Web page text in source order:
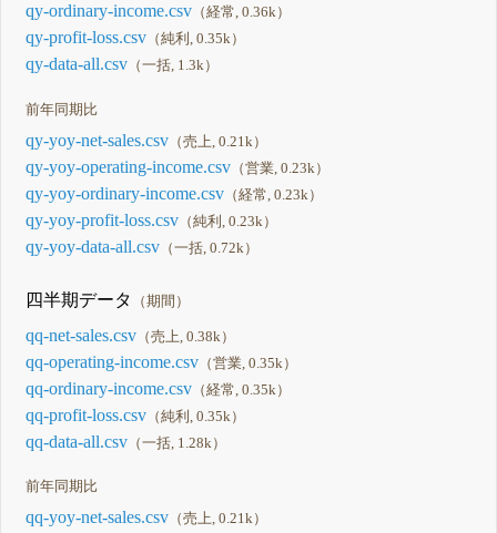
qy-ordinary-income.csv （経常, 0.36k）
qy-profit-loss.csv （純利, 0.35k）
qy-data-all.csv （一括, 1.3k）
前年同期比
qy-yoy-net-sales.csv （売上, 0.21k）
qy-yoy-operating-income.csv （営業, 0.23k）
qy-yoy-ordinary-income.csv （経常, 0.23k）
qy-yoy-profit-loss.csv （純利, 0.23k）
qy-yoy-data-all.csv （一括, 0.72k）
四半期データ （期間）
qq-net-sales.csv （売上, 0.38k）
qq-operating-income.csv （営業, 0.35k）
qq-ordinary-income.csv （経常, 0.35k）
qq-profit-loss.csv （純利, 0.35k）
qq-data-all.csv （一括, 1.28k）
前年同期比
qq-yoy-net-sales.csv （売上, 0.21k）